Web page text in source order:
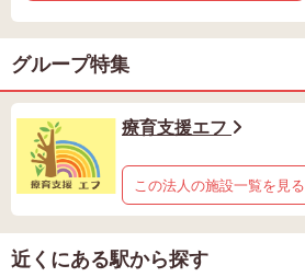
グループ特集
療育支援エフ
この法人の施設一覧を見る
近くにある駅から探す